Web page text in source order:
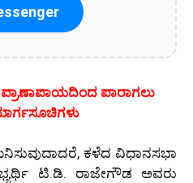
ಪ್ರಾಣಾಪಾಯದಿಂದ ಪಾರಾಗಲು
ಕಳೆದ ವಿಧಾನಸಭಾ
ಟಿ.ಡಿ. ರಾಜೇಗೌಡ ಅವರು